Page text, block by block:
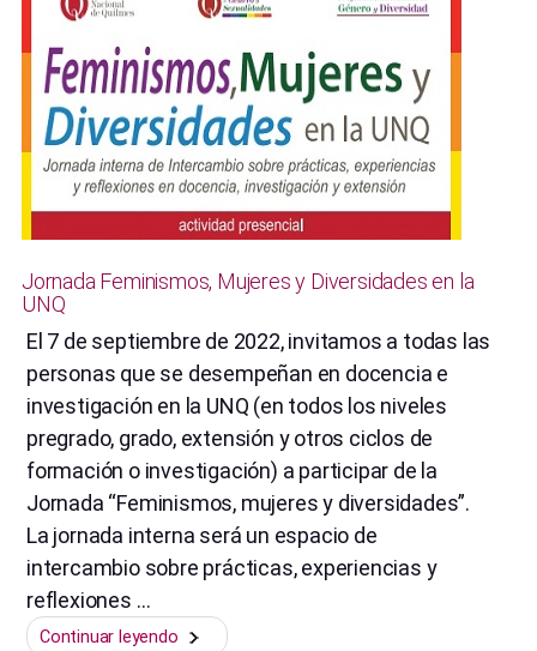
Mujeres
Diversidades
en
la
UNQ”
Jornada Feminismos, Mujeres y Diversidades en la
UNQ
El 7 de septiembre de 2022, invitamos a todas las
personas que se desempeñan en docencia e
investigación en la UNQ (en todos los niveles
pregrado, grado, extensión y otros ciclos de
formación o investigación) a participar de la
Jornada “Feminismos, mujeres y diversidades”.
La jornada interna será un espacio de
intercambio sobre prácticas, experiencias y
reflexiones …
Continuar leyendo
“Jornada